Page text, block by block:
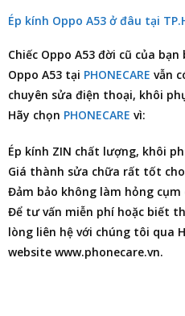
Ép kính Oppo A53 ở đâu tại
Chiếc Oppo A53 đời cũ của
Oppo A53 tại PHONECARE vẫn
chuyên sửa điện thoại, khôi
Hãy chọn PHONECARE vì:
Ép kính ZIN chất lượng, khôi
Giá thành sửa chữa rất tốt
Đảm bảo không làm hỏng
Để tư vấn miễn phí hoặc biết
lòng liên hệ với chúng tôi qua
website www.phonecare.vn.